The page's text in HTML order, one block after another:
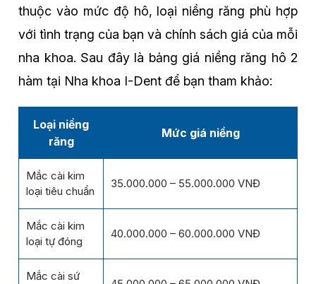
thuộc vào mức độ hô, loại niềng răng phù hợp
với tình trạng của bạn và chính sách giá của mỗi
nha khoa. Sau đây là bảng giá niềng răng hô 2
hàm tại Nha khoa I-Dent để bạn tham khảo:
Loại niềng
răng
Mức giá niềng
Mắc cài kim
loại tiêu chuẩn
35.000.000 – 55.000.000 VNĐ
Mắc cài kim
loại tự đóng
40.000.000 – 60.000.000 VNĐ
Mắc cài sứ